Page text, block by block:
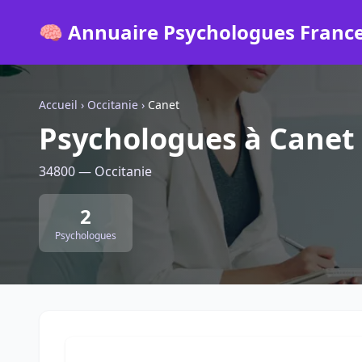
🧠 Annuaire Psychologues
Accueil › Occitanie › Canet
Psychologues à Canet
34800 — Occitanie
2
Psychologues